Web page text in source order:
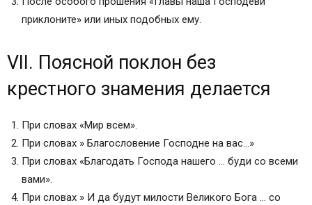
приклоните» или иных подобных ему.
VII. Поясной поклон без
крестного знамения делается
При словах «Мир всем».
При словах » Благословение Господне на вас…»
При словах «Благодать Господа нашего … буди со всеми
вами».
При словах » И да будут милости Великого Бога … со